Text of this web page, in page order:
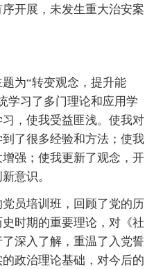
开展，未发生重大治安案
为“转变观念，提升能
学习了多门理论和应用学
，使我受益匪浅。使我对
了很多经验和方法；使我
强；使我更新了观念，开
意识。
员培训班，回顾了党的历
时期的重要理论，对《社
深入了解，重温了入党誓
政治理论基础，对今后的